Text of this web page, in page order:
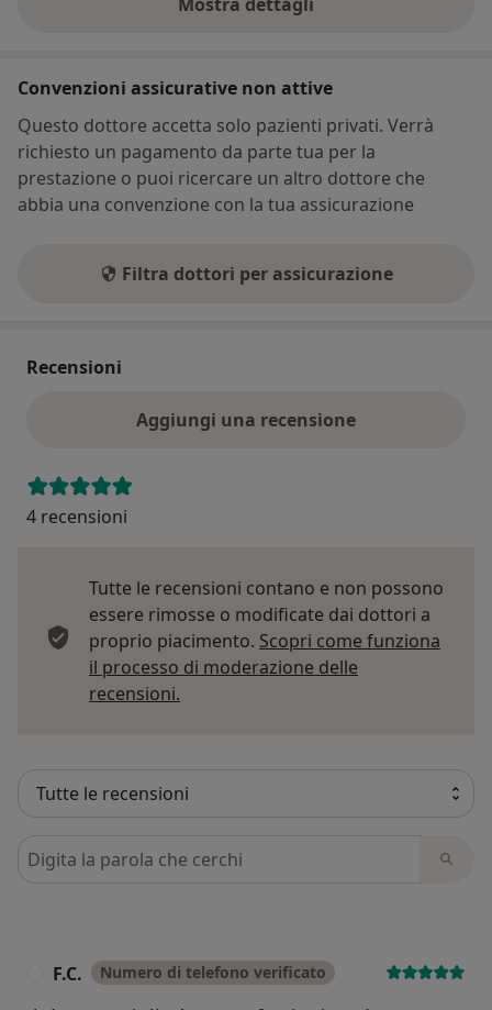
sull'indirizzo
Convenzioni assicurative non attive
Questo dottore accetta solo pazienti privati. Verrà
richiesto un pagamento da parte tua per la
prestazione o puoi ricercare un altro dottore che
abbia una convenzione con la tua assicurazione
Filtra dottori per assicurazione
Recensioni
Aggiungi una recensione
4 recensioni
Tutte le recensioni contano e non possono
essere rimosse o modificate dai dottori a
proprio piacimento. Scopri come funziona
il processo di moderazione delle
recensioni.
Cerca nelle recensioni
F.C. Numero di telefono verificato